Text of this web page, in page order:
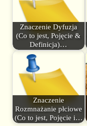
Znaczenie Dyfuzja
(Co to jest, Pojęcie &
Definicja)…
Znaczenie
Rozmnażanie płciowe
(Co to jest, Pojęcie i…